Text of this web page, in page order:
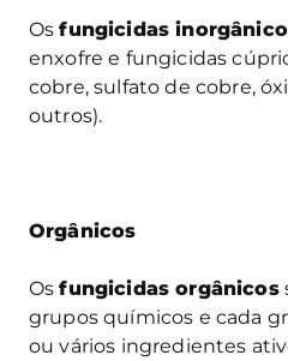
Osfungicidas
enxofre e fungicidas
cobre, sulfato de cobre,
outros).
Orgânicos
Osfungicidas orgânicos
grupos químicos e cada
ou vários ingredientes